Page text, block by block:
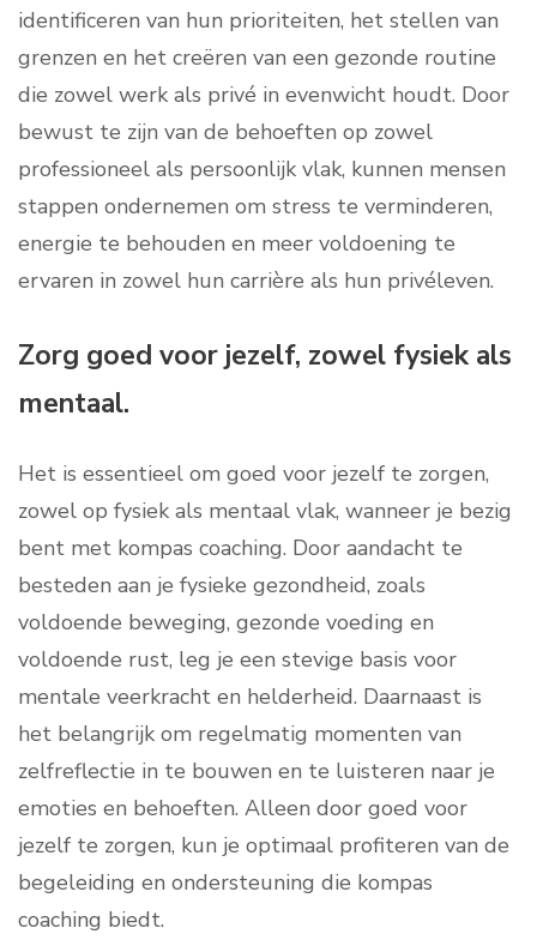
identificeren van hun prioriteiten, het stellen van
grenzen en het creëren van een gezonde routine
die zowel werk als privé in evenwicht houdt. Door
bewust te zijn van de behoeften op zowel
professioneel als persoonlijk vlak, kunnen mensen
stappen ondernemen om stress te verminderen,
energie te behouden en meer voldoening te
ervaren in zowel hun carrière als hun privéleven.
Zorg goed voor jezelf, zowel fysiek als
mentaal.
Het is essentieel om goed voor jezelf te zorgen,
zowel op fysiek als mentaal vlak, wanneer je bezig
bent met kompas coaching. Door aandacht te
besteden aan je fysieke gezondheid, zoals
voldoende beweging, gezonde voeding en
voldoende rust, leg je een stevige basis voor
mentale veerkracht en helderheid. Daarnaast is
het belangrijk om regelmatig momenten van
zelfreflectie in te bouwen en te luisteren naar je
emoties en behoeften. Alleen door goed voor
jezelf te zorgen, kun je optimaal profiteren van de
begeleiding en ondersteuning die kompas
coaching biedt.